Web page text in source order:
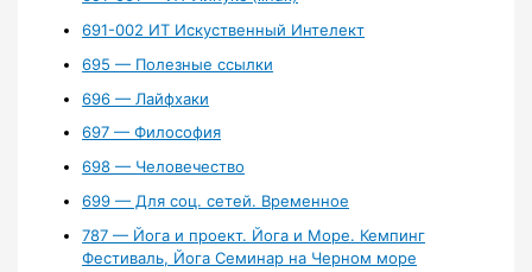
691-002 ИТ Искуственный Интелект
695 — Полезные ссылки
696 — Лайфхаки
697 — Философия
698 — Человечество
699 — Для соц. сетей. Временное
787 — Йога и проект. Йога и Море. Кемпинг
Фестиваль, Йога Семинар на Черном море